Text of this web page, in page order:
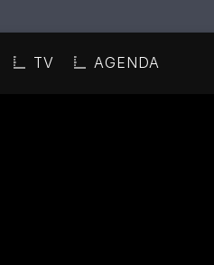
TV AGENDA